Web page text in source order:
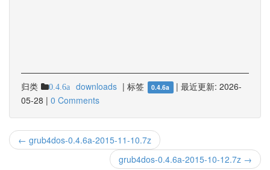
归类 0.4.6a downloads | 标签 0.4.6a | 最近更新: 2026-
05-28 | 0 Comments
← grub4dos-0.4.6a-2015-11-10.7z
grub4dos-0.4.6a-2015-10-12.7z →